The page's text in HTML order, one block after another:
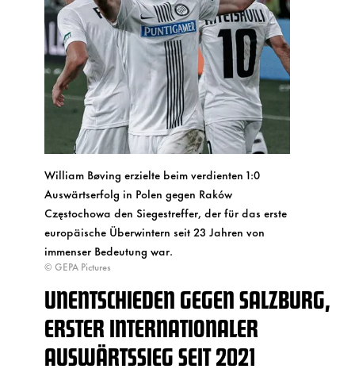
William Bøving erzielte beim verdienten 1:0
Auswärtserfolg in Polen gegen Raków
Częstochowa den Siegestreffer, der für das erste
europäische Überwintern seit 23 Jahren von
immenser Bedeutung war.
© GEPA Pictures
UNENTSCHIEDEN GEGEN SALZBURG,
ERSTER INTERNATIONALER
AUSWÄRTSSIEG SEIT 2021